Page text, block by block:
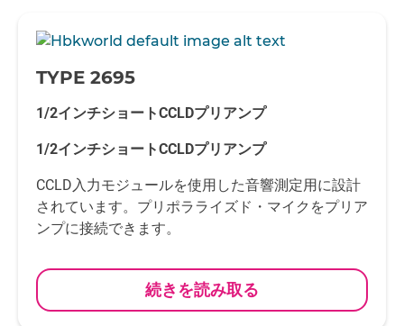
-
TYPE 2695
1/2インチショートCCLDプリアンプ
1/2インチショートCCLDプリアンプ
CCLD入力モジュールを使用した音響測定用に設計
されています。プリポラライズド・マイクをプリア
ンプに接続できます。
続きを読み取る